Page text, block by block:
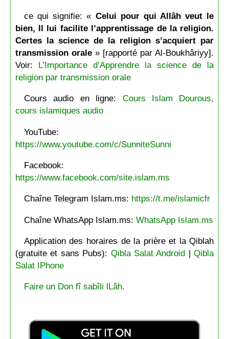
ce qui signifie: « Celui pour qui Allâh veut le
bien, Il lui facilite l’apprentissage de la religion.
Certes la science de la religion s’acquiert par
transmission orale» [rapporté par Al-Boukhâriyy].
Voir: L’Importance d’Apprendre la science de la
religion par transmission orale
Cours audio en ligne: Cours Islam Dourous,
cours islamiques audio
YouTube:
https://www.youtube.com/c/SunniteSunni
Facebook:
https://www.facebook.com/site.islam.ms
Chaîne Telegram Islam.ms: https://t.me/islamicfr
Chaîne WhatsApp Islam.ms: WhatsApp Islam.ms
Application des horaires de la prière et la Qiblah
(gratuite et sans Pubs): Qibla Salat Android |Qibla
Salat IPhone
Faire un Don fî sabîli lLâh.